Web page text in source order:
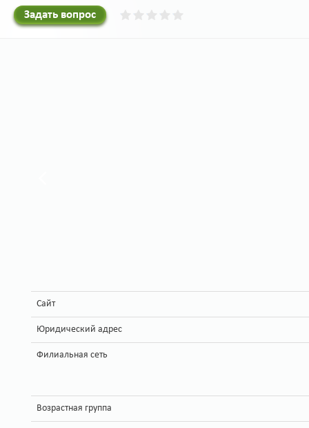
Задать вопрос
Сайт
Юридический адрес
Филиальная сеть
Возрастная группа